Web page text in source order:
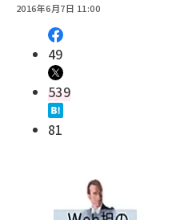
2016年6月7日 11:00
49
539
81